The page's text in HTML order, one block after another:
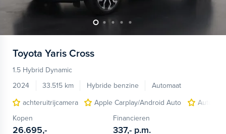
Toyota Yaris Cross
1.5 Hybrid Dynamic
2024
33.515 km Hybride benzine
Automaat
achteruitrijcamera
Apple Carplay/Android Auto
Kopen
26.695,-
Financieren
337,- p.m.